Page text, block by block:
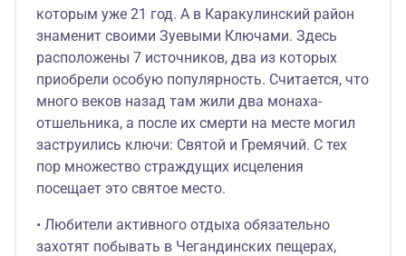
которым уже 21 год. А в Каракулинский район
знаменит своими Зуевыми Ключами. Здесь
расположены 7 источников, два из которых
приобрели особую популярность. Считается, что
много веков назад там жили два монаха-
отшельника, а после их смерти на месте могил
заструились ключи: Святой и Гремячий. С тех
пор множество страждущих исцеления
посещает это святое место.
• Любители активного отдыха обязательно
захотят побывать в Чегандинских пещерах,